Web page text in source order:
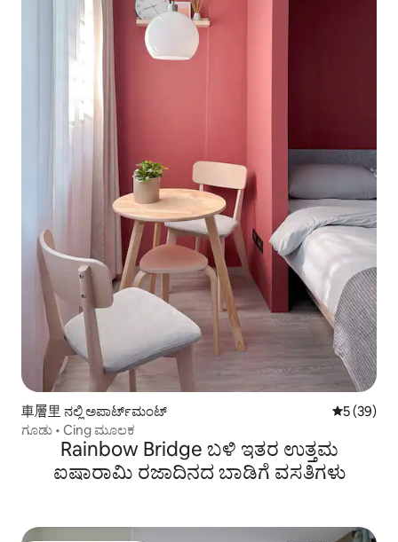
車層里 ನಲ್ಲಿ ಅಪಾರ್ಟ್‌ಮಂಟ್ 5 ರಲ್ಲಿ 5
5 (39)
ಗೂಡು • Cing ಮೂಲಕ
Rainbow Bridge ಬಳಿ ಇತರ ಉತ್ತಮ
ಐಷಾರಾಮಿ ರಜಾದಿನದ ಬಾಡಿಗೆ ವಸತಿಗಳು